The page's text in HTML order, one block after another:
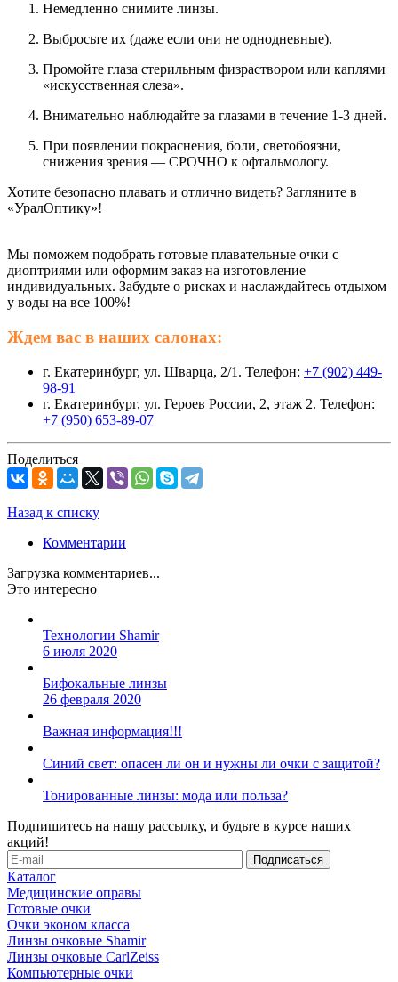
Немедленно снимите линзы.
Выбросьте их (даже если они не однодневные).
Промойте глаза стерильным физраствором или каплями
«искусственная слеза».
Внимательно наблюдайте за глазами в течение 1-3 дней.
При появлении покраснения, боли, светобоязни,
снижения зрения — СРОЧНО к офтальмологу.
Хотите безопасно плавать и отлично видеть? Загляните в
«УралОптику»!
Мы поможем подобрать готовые плавательные очки с
диоптриями или оформим заказ на изготовление
индивидуальных. Забудьте о рисках и наслаждайтесь отдыхом
у воды на все 100%!
Ждем вас в наших салонах:
г. Екатеринбург, ул. Шварца, 2/1. Телефон: +7 (902) 449-
98-91
г. Екатеринбург, ул. Героев России, 2, этаж 2. Телефон:
+7 (950) 653-89-07
Поделиться
Назад к списку
Комментарии
Загрузка комментариев...
Это интересно
Технологии Shamir
6 июля 2020
Бифокальные линзы
26 февраля 2020
Важная информация!!!
Синий свет: опасен ли он и нужны ли очки с защитой?
Тонированные линзы: мода или польза?
Подпишитесь на нашу рассылку, и будьте в курсе наших
акций!
Каталог
Медицинские оправы
Готовые очки
Очки эконом класса
Линзы очковые Shamir
Линзы очковые CarlZeiss
Компьютерные очки